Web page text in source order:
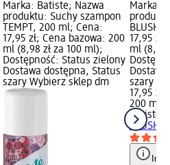
Marka: Batiste; Nazwa
produktu: Suchy szampon
TEMPT, 200 ml; Cena:
17,95 zł; Cena bazowa: 200
ml (8,98 zł za 100 ml);
Dostępność: Status zielony
Dostawa dostępna, Status
szary Wybierz sklep dm
Marka:
BLUSH,
17,95
ml (8,98
szary
17,95 zł
200 ml
Batiste
BLUSH,